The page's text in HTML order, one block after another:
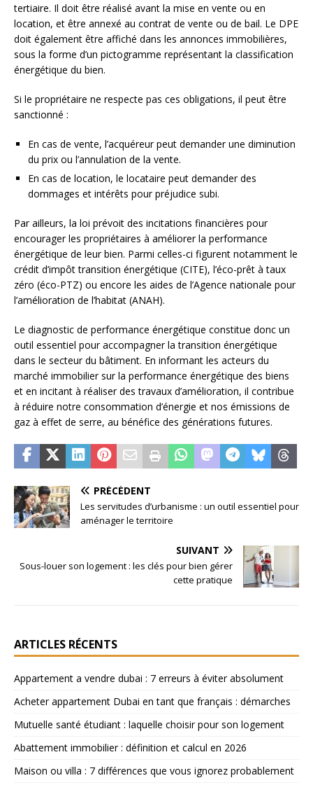
tertiaire. Il doit être réalisé avant la mise en vente ou en
location, et être annexé au contrat de vente ou de bail. Le DPE
doit également être affiché dans les annonces immobilières,
sous la forme d’un pictogramme représentant la classification
énergétique du bien.
Si le propriétaire ne respecte pas ces obligations, il peut être
sanctionné :
En cas de vente, l’acquéreur peut demander une diminution
du prix ou l’annulation de la vente.
En cas de location, le locataire peut demander des
dommages et intérêts pour préjudice subi.
Par ailleurs, la loi prévoit des incitations financières pour
encourager les propriétaires à améliorer la performance
énergétique de leur bien. Parmi celles-ci figurent notamment le
crédit d’impôt transition énergétique (CITE), l’éco-prêt à taux
zéro (éco-PTZ) ou encore les aides de l’Agence nationale pour
l’amélioration de l’habitat (ANAH).
Le diagnostic de performance énergétique constitue donc un
outil essentiel pour accompagner la transition énergétique
dans le secteur du bâtiment. En informant les acteurs du
marché immobilier sur la performance énergétique des biens
et en incitant à réaliser des travaux d’amélioration, il contribue
à réduire notre consommation d’énergie et nos émissions de
gaz à effet de serre, au bénéfice des générations futures.
PRÉCÉDENT
Les servitudes d’urbanisme : un outil essentiel pour
aménager le territoire
SUIVANT
Sous-louer son logement : les clés pour bien gérer
cette pratique
ARTICLES RÉCENTS
Appartement a vendre dubai : 7 erreurs à éviter absolument
Acheter appartement Dubai en tant que français : démarches
Mutuelle santé étudiant : laquelle choisir pour son logement
Abattement immobilier : définition et calcul en 2026
Maison ou villa : 7 différences que vous ignorez probablement